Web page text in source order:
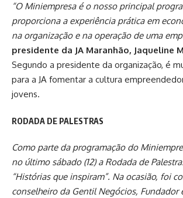
“O Miniempresa é o nosso principal
proporciona a experiência prática em
na organização e na operação de uma
presidente da JA Maranhão, Jaqueline
Segundo a presidente da organização, é
para a JA fomentar a cultura
jovens.
RODADA DE PALESTRAS
Como parte da programação do
no último sábado (12) a Rodada de
“Histórias que inspiram”. Na ocasião, foi
conselheiro da Gentil Negócios, Fundador